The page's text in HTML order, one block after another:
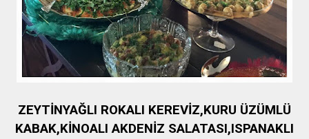
ZEYTİNYAĞLI ROKALI KEREVİZ,KURU ÜZÜMLÜ
KABAK,KİNOALI AKDENİZ SALATASI,ISPANAKLI